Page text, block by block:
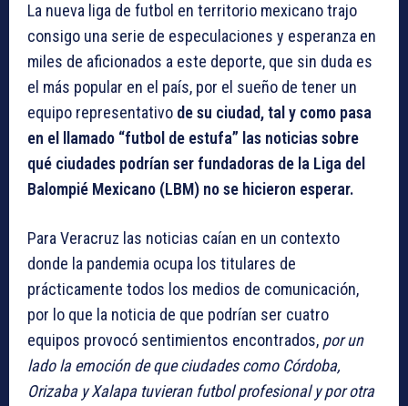
La nueva liga de futbol en territorio mexicano trajo
consigo una serie de especulaciones y esperanza en
miles de aficionados a este deporte, que sin duda es
el más popular en el país, por el sueño de tener un
equipo representativo de su ciudad, tal y como pasa
en el llamado “futbol de estufa” las noticias sobre
qué ciudades podrían ser fundadoras de la Liga del
Balompié Mexicano (LBM) no se hicieron esperar.
Para Veracruz las noticias caían en un contexto
donde la pandemia ocupa los titulares de
prácticamente todos los medios de comunicación,
por lo que la noticia de que podrían ser cuatro
equipos provocó sentimientos encontrados, por un
lado la emoción de que ciudades como Córdoba,
Orizaba y Xalapa tuvieran futbol profesional y por otra